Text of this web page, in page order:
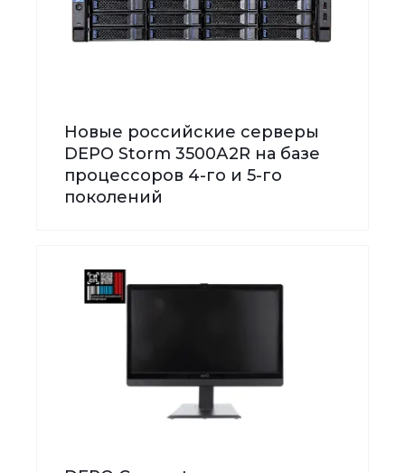
Новые российские серверы
DEPO Storm 3500А2R на базе
процессоров 4-го и 5-го
поколений